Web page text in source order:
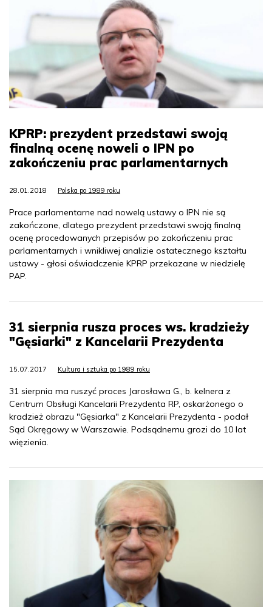
KPRP: prezydent przedstawi swoją
finalną ocenę noweli o IPN po
zakończeniu prac parlamentarnych
28.01.2018 Polska po 1989 roku
Prace parlamentarne nad nowelą ustawy o IPN nie są
zakończone, dlatego prezydent przedstawi swoją finalną
ocenę procedowanych przepisów po zakończeniu prac
parlamentarnych i wnikliwej analizie ostatecznego kształtu
ustawy - głosi oświadczenie KPRP przekazane w niedzielę
PAP.
31 sierpnia rusza proces ws. kradzieży
"Gęsiarki" z Kancelarii Prezydenta
15.07.2017 Kultura i sztuka po 1989 roku
31 sierpnia ma ruszyć proces Jarosława G., b. kelnera z
Centrum Obsługi Kancelarii Prezydenta RP, oskarżonego o
kradzież obrazu "Gęsiarka" z Kancelarii Prezydenta - podał
Sąd Okręgowy w Warszawie. Podsądnemu grozi do 10 lat
więzienia.